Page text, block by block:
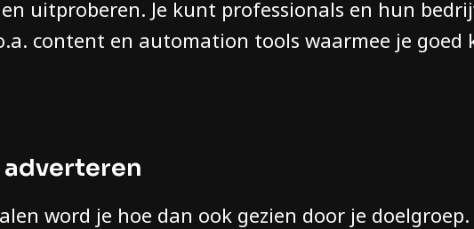
uitproberen. Je kunt professionals en hun
content en automation tools waarmee je goed
word je hoe dan ook gezien door je doelgroep.